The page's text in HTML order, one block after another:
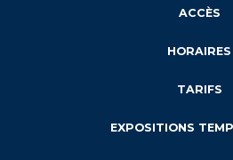
ACCÈS
HORAIRES
TARIFS
EXPOSITIONS